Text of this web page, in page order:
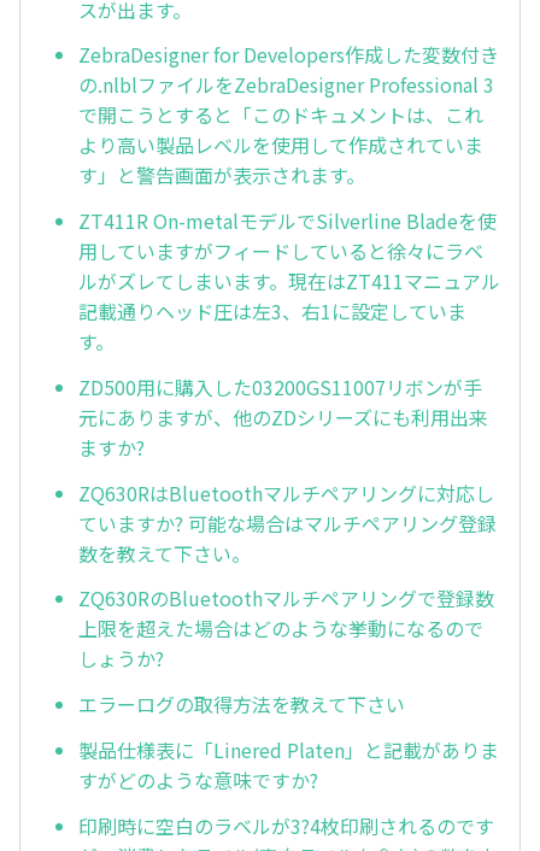
スが出ます。
ZebraDesigner for Developers作成した変数付き
の.nlblファイルをZebraDesigner Professional 3
で開こうとすると「このドキュメントは、これ
より高い製品レベルを使用して作成されていま
す」と警告画面が表示されます。
ZT411R On-metalモデルでSilverline Bladeを使
用していますがフィードしていると徐々にラベ
ルがズレてしまいます。現在はZT411マニュアル
記載通りヘッド圧は左3、右1に設定していま
す。
ZD500用に購入した03200GS11007リボンが手
元にありますが、他のZDシリーズにも利用出来
ますか?
ZQ630RはBluetoothマルチペアリングに対応し
ていますか? 可能な場合はマルチペアリング登録
数を教えて下さい。
ZQ630RのBluetoothマルチペアリングで登録数
上限を超えた場合はどのような挙動になるので
しょうか?
エラーログの取得方法を教えて下さい
製品仕様表に「Linered Platen」と記載がありま
すがどのような意味ですか?
印刷時に空白のラベルが3?4枚印刷されるのです